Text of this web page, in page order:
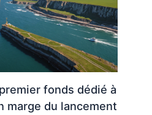
fonds dédié à
marge du lancement